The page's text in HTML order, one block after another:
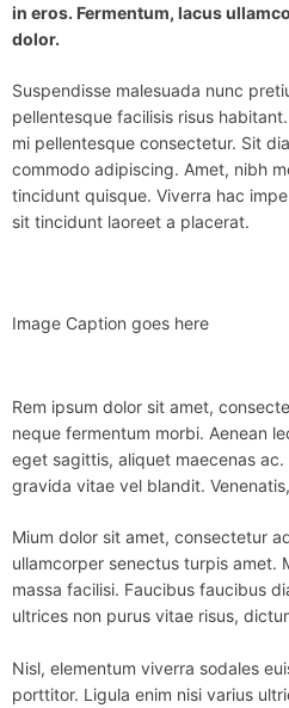
in eros. Fermentum, lacus
dolor.
Suspendisse malesuada nunc
pellentesque facilisis risus
mi pellentesque consectetur. Sit
commodo adipiscing. Amet, nibh
tincidunt quisque. Viverra hac
sit tincidunt laoreet a placerat.
Image Caption goes here
Rem ipsum dolor sit amet,
neque fermentum morbi. Aenean
eget sagittis, aliquet maecenas
gravida vitae vel blandit.
Mium dolor sit amet, consectetur
ullamcorper senectus turpis amet.
massa facilisi. Faucibus faucibus
ultrices non purus vitae risus,
Nisl, elementum viverra sodales
porttitor. Ligula enim nisi varius